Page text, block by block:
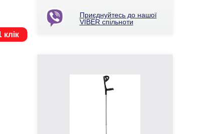
клік
Приєднуйтесь до нашої
VIBER спільноти